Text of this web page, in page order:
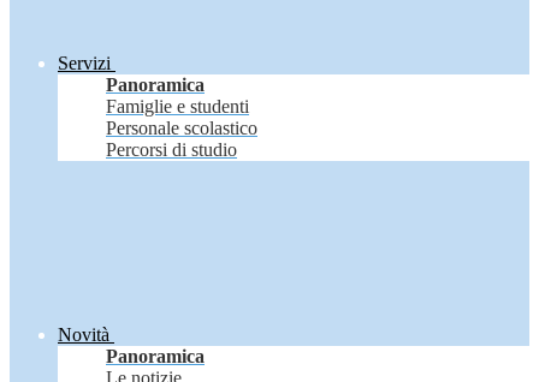
Servizi
Panoramica
Famiglie e studenti
Personale scolastico
Percorsi di studio
Novità
Panoramica